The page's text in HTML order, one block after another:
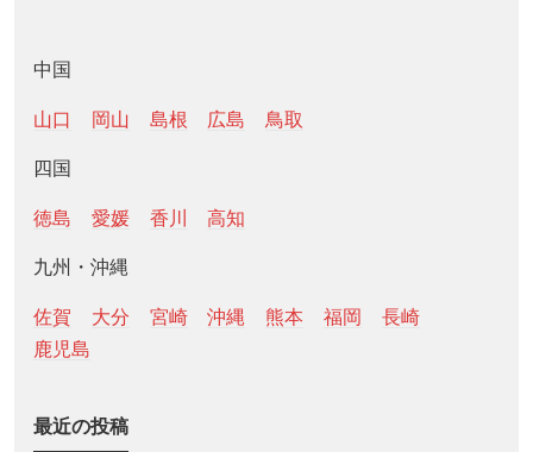
中国
山口 岡山 島根 広島 鳥取
四国
徳島 愛媛 香川 高知
九州・沖縄
佐賀 大分 宮崎 沖縄 熊本 福岡
長崎
鹿児島
最近の投稿